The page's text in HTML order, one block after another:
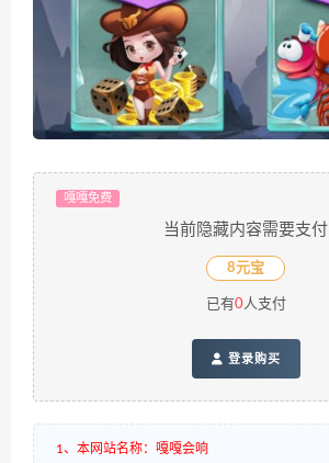
嘎嘎免费
当前隐藏内容需要支付
8元宝
已有0人支付
登录购买
1、本网站名称：嘎嘎会响